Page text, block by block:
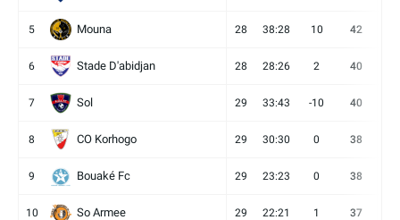
5 Mouna 28 38:28 10 42
6 Stade D'abidjan 28 28:26 2 40
7 Sol 29 33:43 -10 40
8 CO Korhogo 29 30:30 0 38
9 Bouaké Fc 29 23:23 0 38
10 So Armee 29 22:21 1 37